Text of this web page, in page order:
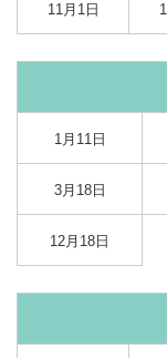
11月1日
1月11日
3月18日
12月18日